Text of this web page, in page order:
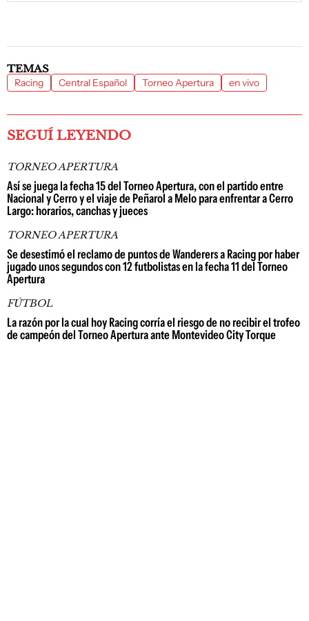
TEMAS
Racing Central Español Torneo Apertura en vivo
SEGUÍ LEYENDO
TORNEO APERTURA
Así se juega la fecha 15 del Torneo Apertura, con el partido entre
Nacional y Cerro y el viaje de Peñarol a Melo para enfrentar a Cerro
Largo: horarios, canchas y jueces
TORNEO APERTURA
Se desestimó el reclamo de puntos de Wanderers a Racing por haber
jugado unos segundos con 12 futbolistas en la fecha 11 del Torneo
Apertura
FÚTBOL
La razón por la cual hoy Racing corría el riesgo de no recibir el trofeo
de campeón del Torneo Apertura ante Montevideo City Torque